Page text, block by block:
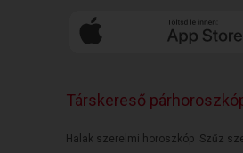
Társkereső
Halak szerelmi horoszkóp Szűz